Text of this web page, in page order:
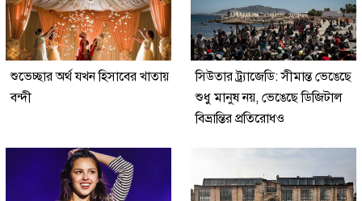
শুভেচ্ছার অর্থ যখন হিসাবের খাতায়
বন্দী
সিউতার ট্র্যাজেডি: সীমান্ত ভেঙেছে
শুধু মানুষ নয়, ভেঙেছে ডিজিটাল
বিভ্রান্তির প্রতিরোধও